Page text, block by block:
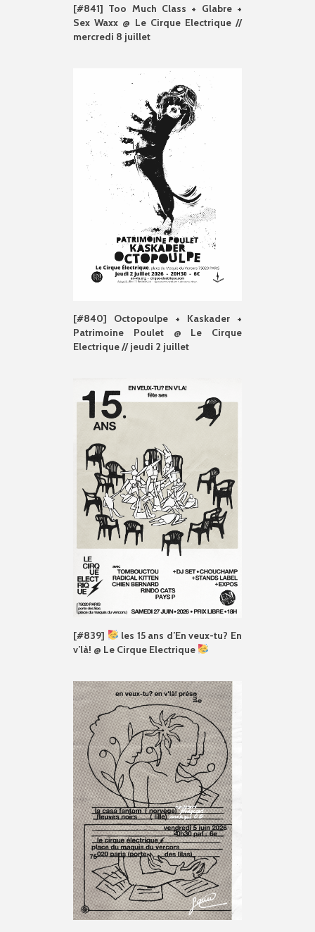
[#841] Too Much Class + Glabre +
Sex Waxx @ Le Cirque Electrique //
mercredi 8 juillet
[#840] Octopoulpe + Kaskader +
Patrimoine Poulet @ Le Cirque
Electrique // jeudi 2 juillet
[#839]
les 15 ans d’En veux-tu? En
v’là! @ Le Cirque Electrique